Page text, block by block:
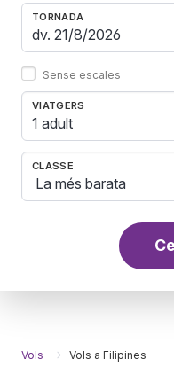
TORNADA
Sense escales
VIATGERS
1 adult
CLASSE
Vols Vols a Filipines